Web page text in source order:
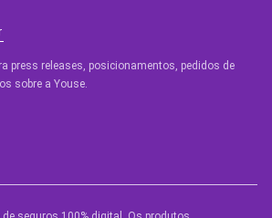
press releases, posicionamentos, pedidos de
sobre a Youse.​